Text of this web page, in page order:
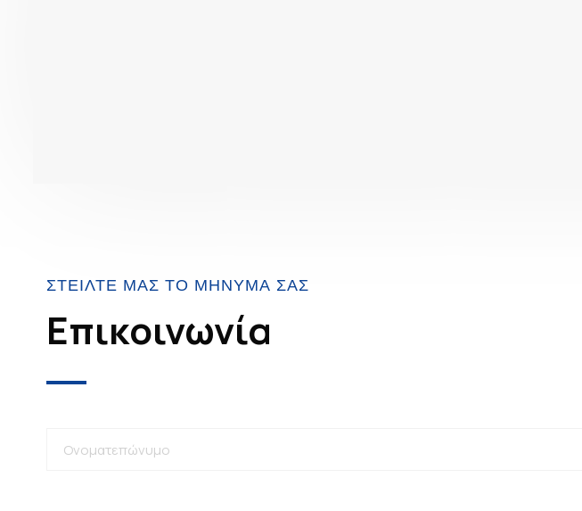
ΣΤΕΊΛΤΕ ΜΑΣ ΤΟ ΜΉΝΥΜΆ ΣΑΣ
Επικοινωνία